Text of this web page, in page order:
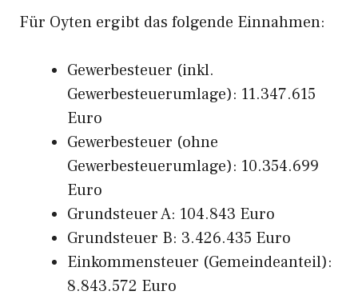
Für Oyten ergibt das folgende Einnahmen:
Gewerbesteuer (inkl.
Gewerbesteuerumlage): 11.347.615
Euro
Gewerbesteuer (ohne
Gewerbesteuerumlage): 10.354.699
Euro
Grundsteuer A: 104.843 Euro
Grundsteuer B: 3.426.435 Euro
Einkommensteuer (Gemeindeanteil):
8.843.572 Euro